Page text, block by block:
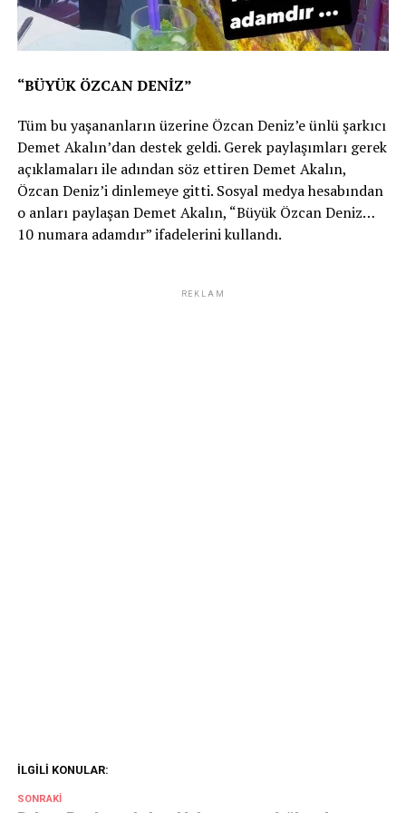
“BÜYÜK ÖZCAN DENİZ”
Tüm bu yaşananların üzerine Özcan Deniz’e ünlü şarkıcı
Demet Akalın’dan destek geldi. Gerek paylaşımları gerek
açıklamaları ile adından söz ettiren Demet Akalın,
Özcan Deniz’i dinlemeye gitti. Sosyal medya hesabından
o anları paylaşan Demet Akalın, “Büyük Özcan Deniz…
10 numara adamdır” ifadelerini kullandı.
REKLAM
İLGILI KONULAR:
SONRAKI